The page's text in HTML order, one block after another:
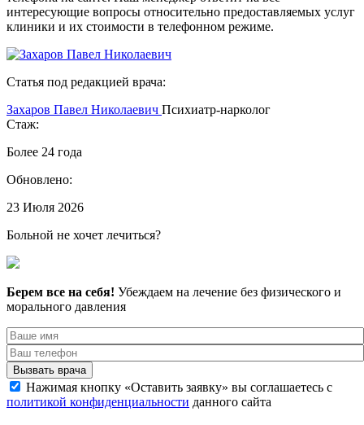
интересующие вопросы относительно предоставляемых услуг
клиники и их стоимости в телефонном режиме.
Статья под редакцией врача:
Захаров Павел Николаевич Психиатр-нарколог
Стаж:
Более 24 года
Обновлено:
23 Июля 2026
Больной не хочет лечиться?
Берем все на себя! Убеждаем на лечение без физического и
морального давления
Вызвать врача
Нажимая кнопку «Оставить заявку» вы соглашаетесь с
политикой конфиденциальности данного сайта